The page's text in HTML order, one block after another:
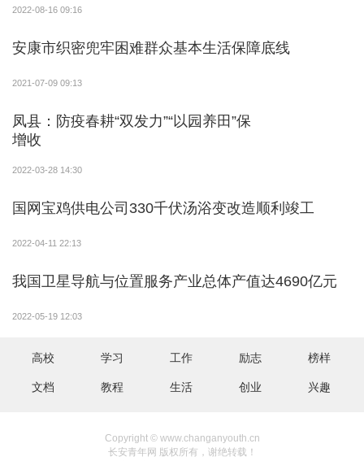
2022-08-16 09:16
安康市织密兜牢困难群众基本生活保障底线
2021-07-09 09:13
凤县：防疫春耕“双发力”“以园养田”保
增收
2022-03-28 14:30
国网宝鸡供电公司330千伏汤浴变改造顺利竣工
2022-04-11 22:13
我国卫星导航与位置服务产业总体产值达4690亿元
2022-05-19 12:03
高校 学习 工作 励志 榜样
文档 教程 生活 创业 兴趣
Copyright © www.changanyouth.cn
长安青年网 版权所有，谢绝转载！